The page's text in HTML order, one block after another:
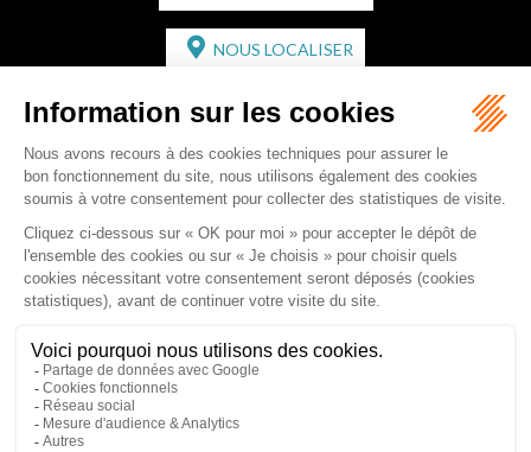
NOUS LOCALISER
CABINET SECONDAIRE
2 bis Avenue de l'Europe
33350 ST MAGNE-DE-CASTILLON
Tél :05 57 55 87 30 - Fax : 05 57 51 73 64
Email :gaucher-piola@gaucher-piola-avocat.fr
NOUS CONTACTER
NOUS LOCALISER